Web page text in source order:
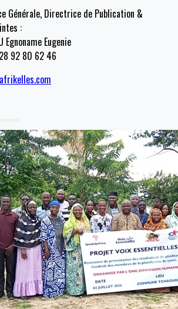
Générale, Directrice de Publication &
:
Egnoname Eugenie
92 80 62 46